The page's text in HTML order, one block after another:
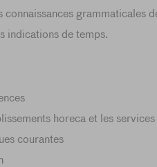
grammaticales
indications de temps.
horeca et les
courantes